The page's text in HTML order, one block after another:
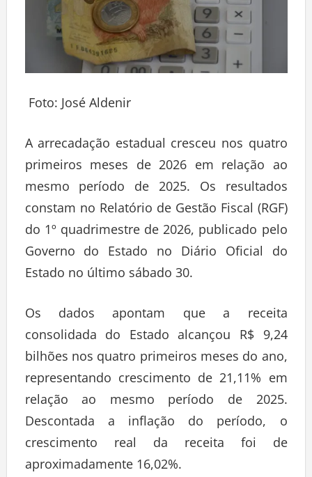
Foto: José Aldenir
A arrecadação estadual cresceu nos quatro
primeiros meses de 2026 em relação ao
mesmo período de 2025. Os resultados
constam no Relatório de Gestão Fiscal (RGF)
do 1º quadrimestre de 2026, publicado pelo
Governo do Estado no Diário Oficial do
Estado no último sábado 30.
Os dados apontam que a receita
consolidada do Estado alcançou R$ 9,24
bilhões nos quatro primeiros meses do ano,
representando crescimento de 21,11% em
relação ao mesmo período de 2025.
Descontada a inflação do período, o
crescimento real da receita foi de
aproximadamente 16,02%.